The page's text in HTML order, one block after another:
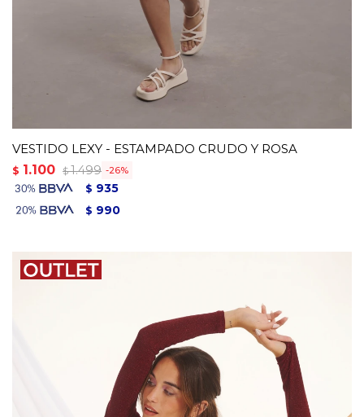
VESTIDO LEXY - ESTAMPADO CRUDO Y ROSA
$ 1.100 $ 1.499 26
$ 935
$ 990